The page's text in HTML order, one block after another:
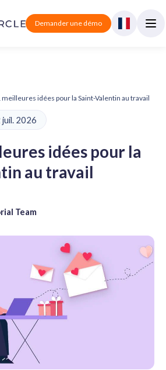
Demander une démo
meilleures idées pour la Saint-Valentin au travail
juil. 2026
idées pour la
au travail
Team